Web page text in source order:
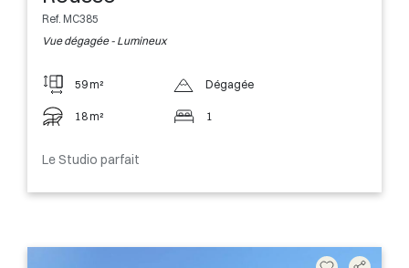
Ref. MC385
Vue dégagée - Lumineux
59 m²
18 m²
Dégagée
1
Le Studio parfait